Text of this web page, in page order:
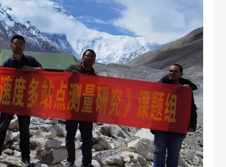
赛道
1.26W
助手”的重要
刘平均：海信空调变频S架构发布具有重大意义
访谈 1 年前
6月12日，在海信举办的 “中国变频 信芯保障”海信空调变频S